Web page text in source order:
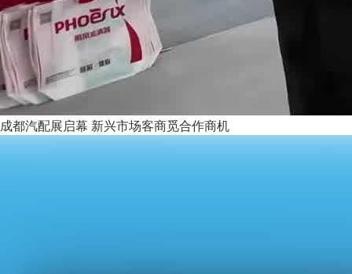
成都汽配展启幕 新兴市场客商觅合作商机